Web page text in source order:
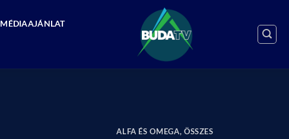
MÉDIAAJÁNLAT
ALFA ÉS OMEGA, ÖSSZES